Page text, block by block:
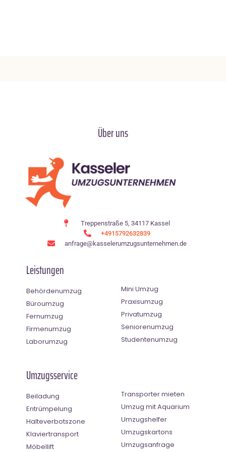
Über uns
Treppenstraße 5, 34117 Kassel
+4915792632839
anfrage@kasselerumzugsunternehmen.de
Leistungen
Behördenumzug
Büroumzug
Fernumzug
Firmenumzug
Laborumzug
Mini Umzug
Praxisumzug
Privatumzug
Seniorenumzug
Studentenumzug
Umzugsservice
Beiladung
Entrümpelung
Halteverbotszone
Klaviertransport
Möbellift
Transporter mieten
Umzug mit Aquarium
Umzugshelfer
Umzugskartons
Umzugsanfrage